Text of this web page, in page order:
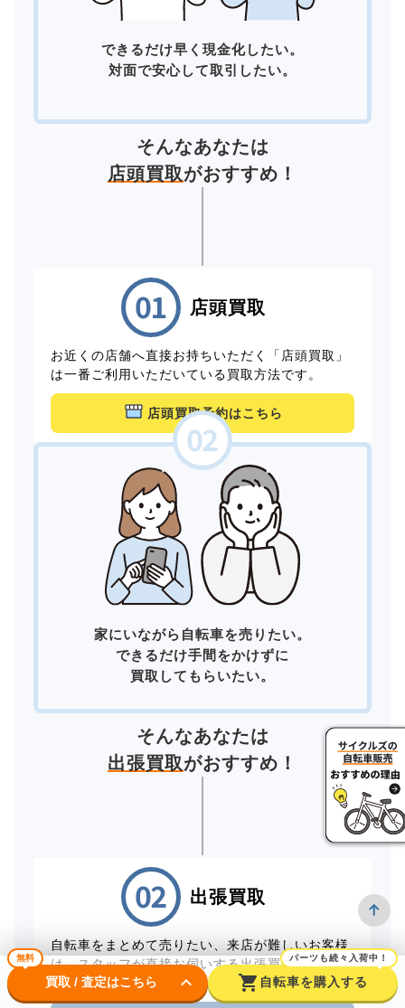
できるだけ早く現金化したい。
対面で安心して取引したい。
そんなあなたは
店頭買取がおすすめ！
店頭買取
お近くの店舗へ直接お持ちいただく「店頭買取」
は一番ご利用いただいている買取方法です。
店頭買取予約はこちら
家にいながら自転車を売りたい。
できるだけ手間をかけずに
買取してもらいたい。
そんなあなたは
出張買取がおすすめ！
出張買取
自転車をまとめて売りたい、来店が難しいお客様
は、スタッフが直接お伺いする出張買取をご利用
ください。
無料
買取 / 査定はこちら keyboard_arrow_down shopping_cart
パーツも続々入荷中！
自転車を購入する